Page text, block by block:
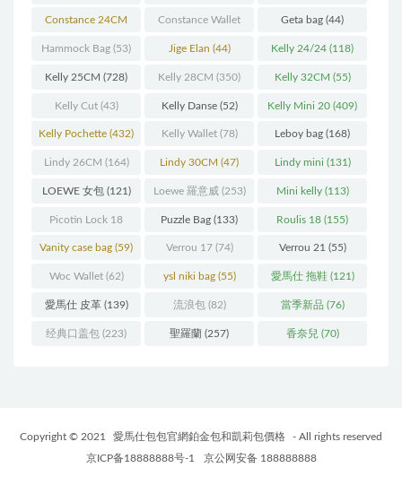
(93) (571)
Constance 24CM
(216)
Constance Wallet
(60)
Geta bag (44)
Hammock Bag (53) Jige Elan (44) Kelly 24/24 (118)
Kelly 25CM (728) Kelly 28CM (350) Kelly 32CM (55)
Kelly Cut(43) Kelly Danse(52) Kelly Mini 20 (409)
Kelly Pochette (432) Kelly Wallet(78) Leboy bag (168)
Lindy 26CM (164) Lindy 30CM (47) Lindy mini (131)
LOEWE 女包(121) Loewe 羅意威(253) Mini kelly(113)
Picotin Lock 18
(202)
Puzzle Bag (133) Roulis 18 (155)
Vanity case bag (59) Verrou 17(74) Verrou 21 (55)
Woc Wallet(62) ysl niki bag(55) 愛馬仕 拖鞋(121)
愛馬仕 皮革(139) 流浪包(82) 當季新品 (76)
经典口盖包 (223) 聖羅蘭 (257) 香奈兒 (70)
Copyright © 2021 愛馬仕包包官網鉑金包和凱莉包價格
- All rights reserved
京ICP备18888888号-1
京公网安备 188888888